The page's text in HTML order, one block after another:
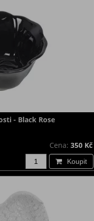
- Black Rose
Cena: 350 Kč
Koupit